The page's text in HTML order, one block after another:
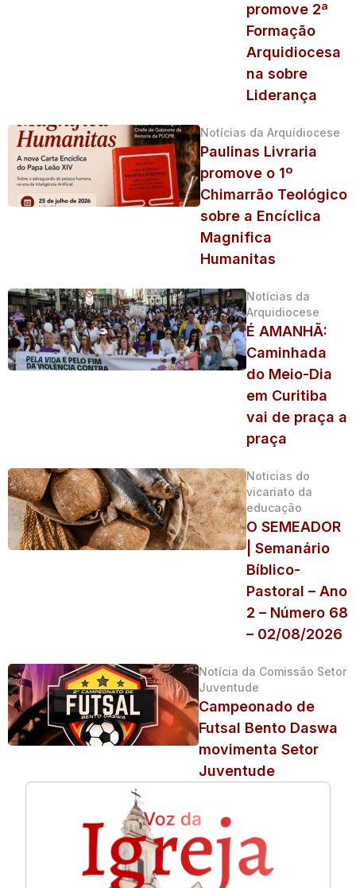
promove 2ª
Formação
Arquidiocesa
na sobre
Liderança
Notícias da Arquidiocese
Paulinas Livraria
promove o 1º
Chimarrão Teológico
sobre a Encíclica
Magnifica
Humanitas
Notícias da
Arquidiocese
É AMANHÃ:
Caminhada
do Meio-Dia
em Curitiba
vai de praça a
praça
Noticias do
vicariato da
educação
O SEMEADOR
| Semanário
Bíblico-
Pastoral – Ano
2 – Número 68
– 02/08/2026
Notícia da Comissão Setor
Juventude
Campeonado de
Futsal Bento Daswa
movimenta Setor
Juventude